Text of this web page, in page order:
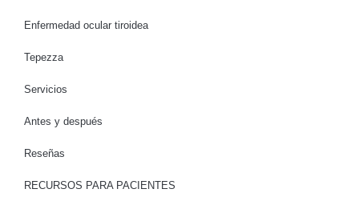
Enfermedad ocular tiroidea
Tepezza
Servicios
Antes y después
Reseñas
RECURSOS PARA PACIENTES